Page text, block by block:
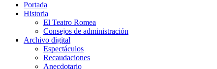
Portada
Historia
El Teatro Romea
Consejos de administración
Archivo digital
Espectáculos
Recaudaciones
Anecdotario